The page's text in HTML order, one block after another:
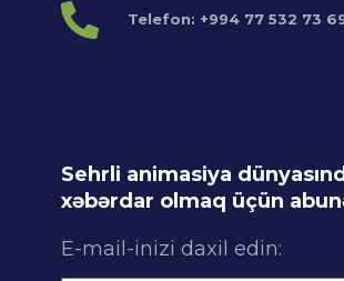
Telefon: +994 77 532 73
Sehrli animasiya
xəbərdar olmaq üçün
E-mail-inizi daxil edin: